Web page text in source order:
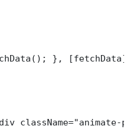
},
className="animate-